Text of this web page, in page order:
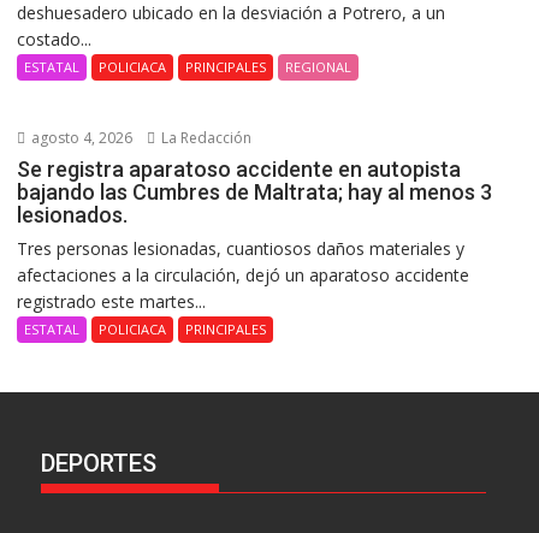
deshuesadero ubicado en la desviación a Potrero, a un
costado...
ESTATAL POLICIACA PRINCIPALES REGIONAL
agosto 4, 2026 La Redacción
Se registra aparatoso accidente en autopista
bajando las Cumbres de Maltrata; hay al menos 3
lesionados.
Tres personas lesionadas, cuantiosos daños materiales y
afectaciones a la circulación, dejó un aparatoso accidente
registrado este martes...
ESTATAL POLICIACA PRINCIPALES
DEPORTES